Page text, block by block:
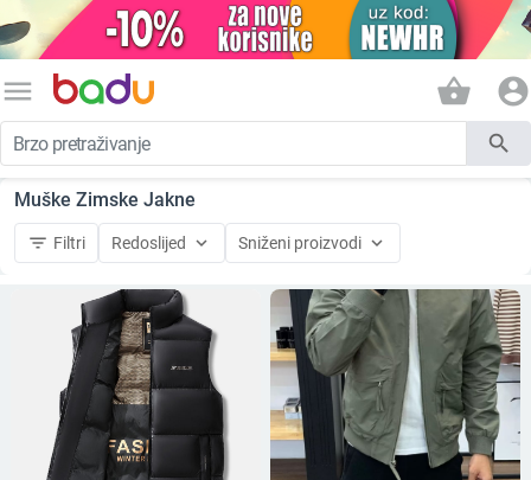
menu shopping_basket account_circle
search
Muške Zimske Jakne
filter_list Filtri Redoslijed keyboard_arrow_down Sniženi proizvodi keyboard_arrow_down